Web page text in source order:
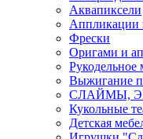
Аквапиксели
Аппликации
Фрески
Оригами и
Рукодельное
Выжигание
СЛАЙМЫ,
Кукольные
Детская